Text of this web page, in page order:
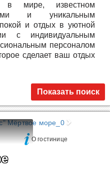
в мире, известном
и уникальным
и отдых в уютной
с индивидуальным
персоналом
сделает ваш отдых
Показать поиск
О гостинице